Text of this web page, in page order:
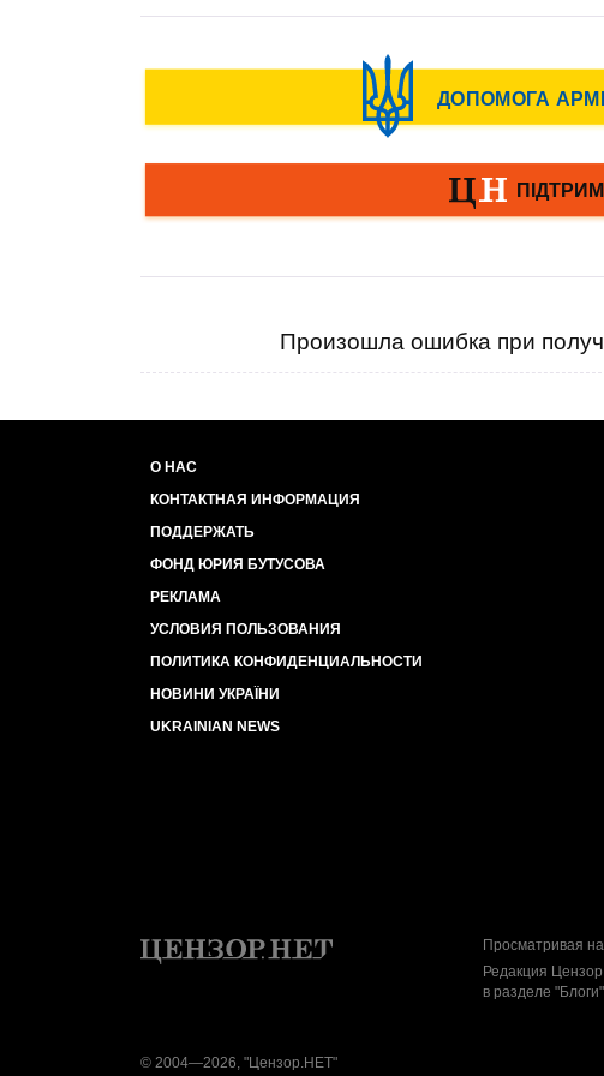
Произошла ошибка при
О НАС
КОНТАКТНАЯ ИНФОРМАЦИЯ
ПОДДЕРЖАТЬ
ФОНД ЮРИЯ БУТУСОВА
РЕКЛАМА
УСЛОВИЯ ПОЛЬЗОВАНИЯ
ПОЛИТИКА КОНФИДЕНЦИАЛЬНОСТИ
НОВИНИ УКРАЇНИ
UKRAINIAN NEWS
Просматривая
Редакция
в разделе
© 2004—2026, "Цензор.НЕТ"